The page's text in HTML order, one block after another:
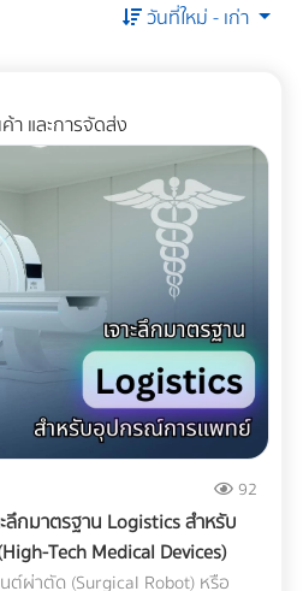
วันที่ใหม่ - เก่า
และการจัดส่ง
92
ลึกมาตรฐาน Logistics สำหรับ
Tech Medical Devices)
ต์ผ่าตัด (Surgical Robot) หรือ